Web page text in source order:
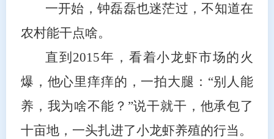
一开始，钟磊磊也迷茫过，不知道在
农村能干点啥。
直到2015年，看着小龙虾市场的火
爆，他心里痒痒的，一拍大腿：“别人能
养，我为啥不能？”说干就干，他承包了
十亩地，一头扎进了小龙虾养殖的行当。